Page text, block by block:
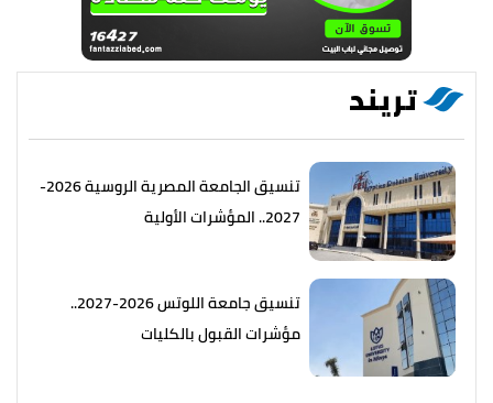
تريند
تنسيق الجامعة المصرية الروسية 2026-
2027.. المؤشرات الأولية
تنسيق جامعة اللوتس 2026-2027..
مؤشرات القبول بالكليات